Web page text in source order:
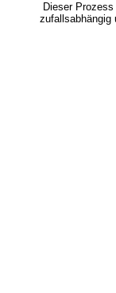
Dieser
zufallsabhängig